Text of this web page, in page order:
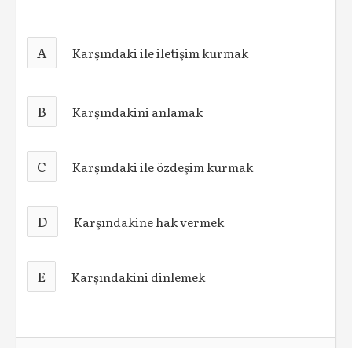
A Karşındaki ile iletişim kurmak
B Karşındakini anlamak
C Karşındaki ile özdeşim kurmak
D Karşındakine hak vermek
E Karşındakini dinlemek